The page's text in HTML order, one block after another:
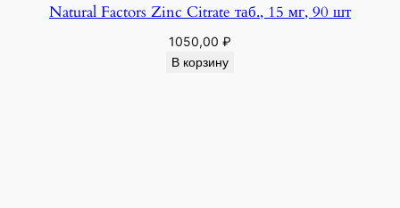
Natural Factors Zinc Citrate таб., 15 мг, 90 шт
1050,00 ₽
В корзину